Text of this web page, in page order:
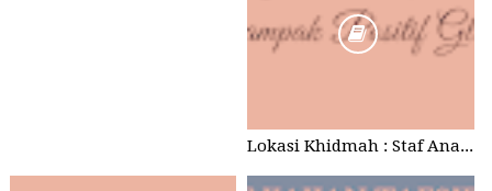
Lokasi Khidmah : Staf Anamfal Foundation, Cirebon